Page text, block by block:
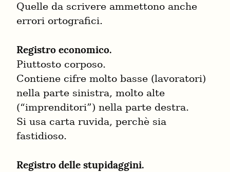
Quelle da scrivere ammettono anche
errori ortografici.
Registro economico.
Piuttosto corposo.
Contiene cifre molto basse (lavoratori)
nella parte sinistra, molto alte
(“imprenditori”) nella parte destra.
Si usa carta ruvida, perchè sia
fastidioso.
Registro delle stupidaggini.